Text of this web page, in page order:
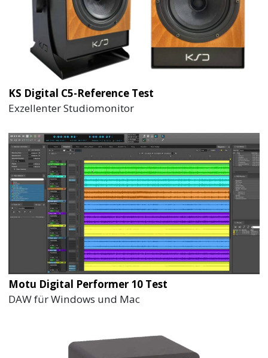
KS Digital C5-Reference Test
Exzellenter Studiomonitor
Motu Digital Performer 10 Test
DAW für Windows und Mac